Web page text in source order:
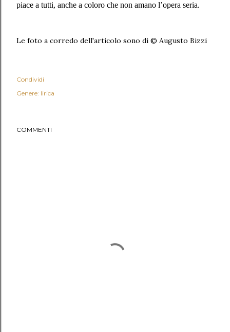
piace a tutti, anche a coloro che non amano l’opera seria.
Le foto a corredo dell'articolo sono di © Augusto Bizzi
Condividi
Genere: lirica
COMMENTI